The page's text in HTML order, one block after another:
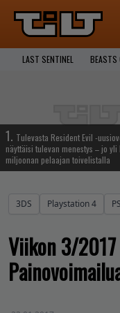
LAST SENTINEL BEASTS
1. Tulevasta Resident Evil -
näyttäisi tulevan menestys – jo yli
miljoonan pelaajan toivelistalla
3DS Playstation 4
Viikon 3/